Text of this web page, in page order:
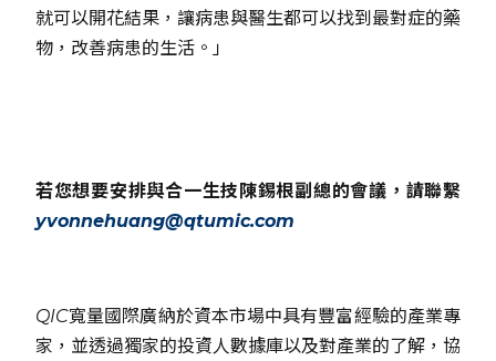
就可以開花結果，讓病患與醫生都可以找到最對症的藥
物，改善病患的生活。」
若您想要安排與合一生技陳錫根副總的會議，請聯繫
yvonnehuang@qtumic.com
QIC寬量國際廣納於資本市場中具有豐富經驗的產業專
家，並透過獨家的投資人數據庫以及對產業的了解，協